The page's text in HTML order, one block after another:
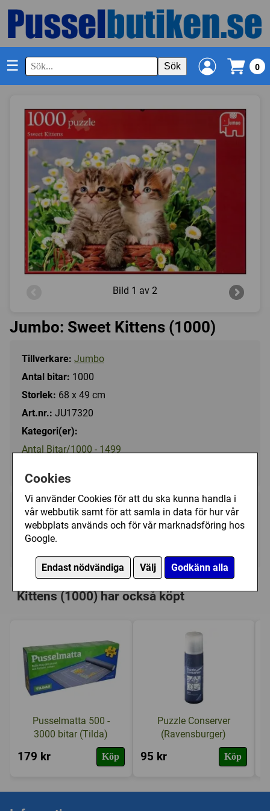
Cookies
Vi använder Cookies för att du ska kunna handla i
vår webbutik samt för att samla in data för hur vår
webbplats används och för vår marknadsföring hos
Google.
Endast nödvändiga Välj Godkänn alla
☰ Sök 0
Bild 1 av 2
Jumbo: Sweet Kittens (1000)
Tillverkare: Jumbo
Antal bitar: 1000
Storlek: 68 x 49 cm
Art.nr.: JU17320
Kategori(er):
Antal Bitar/1000 - 1499
149 kr Utgått
Personer som har köpt Jumbo: Sweet
Kittens (1000) har också köpt
Pusselmatta 500 -
3000 bitar (Tilda)
179 kr Köp
Puzzle Conserver
(Ravensburger)
95 kr Köp